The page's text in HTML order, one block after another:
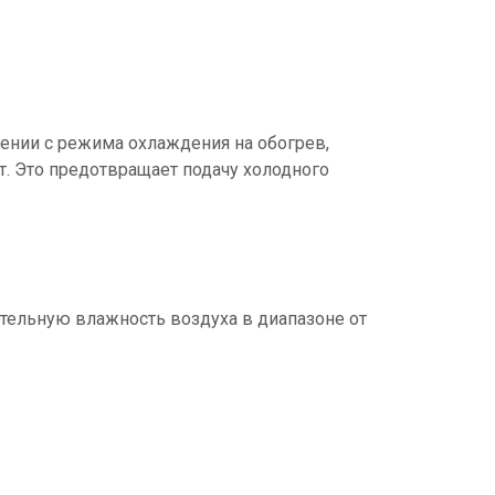
с режима охлаждения на обогрев,
Это предотвращает подачу холодного
влажность воздуха в диапазоне от